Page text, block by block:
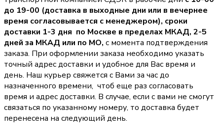
до 19-00 (доставка в выходные дни или в вечернее
время согласовывается с менеджером), сроки
доставки 1-3 дня по Москве в пределах МКАД, 2-5
дней за МКАД или по МО, с момента подтверждения
заказа. При оформлении заказа необходимо указать
точный адрес доставки и удобное для Вас время и
день. Наш курьер свяжется с Вами за час до
назначенного времени, чтоб еще раз согласовать
время и адрес доставки. В случае, если с вами не смогут
связаться по указанному номеру, то доставка будет
перенесена на следующий день.